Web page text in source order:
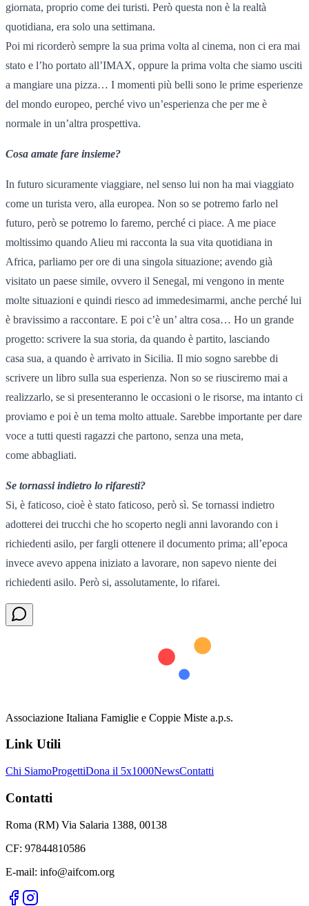
giornata, proprio come dei turisti. Però questa non è la realtà
quotidiana, era solo una settimana.
Poi mi ricorderò sempre la sua prima volta al cinema, non ci era mai
stato e l’ho portato all’IMAX, oppure la prima volta che siamo usciti
a mangiare una pizza… I momenti più belli sono le prime esperienze
del mondo europeo, perché vivo un’esperienza che per me è
normale in un’altra prospettiva.
Cosa amate fare insieme?
In futuro sicuramente viaggiare, nel senso lui non ha mai viaggiato
come un turista vero, alla europea. Non so se potremo farlo nel
futuro, però se potremo lo faremo, perché ci piace. A me piace
moltissimo quando Alieu mi racconta la sua vita quotidiana in
Africa, parliamo per ore di una singola situazione; avendo già
visitato un paese simile, ovvero il Senegal, mi vengono in mente
molte situazioni e quindi riesco ad immedesimarmi, anche perché lui
è bravissimo a raccontare. E poi c’è un’ altra cosa… Ho un grande
progetto: scrivere la sua storia, da quando è partito, lasciando
casa sua, a quando è arrivato in Sicilia. Il mio sogno sarebbe di
scrivere un libro sulla sua esperienza. Non so se riusciremo mai a
realizzarlo, se si presenteranno le occasioni o le risorse, ma intanto ci
proviamo e poi è un tema molto attuale. Sarebbe importante per dare
voce a tutti questi ragazzi che partono, senza una meta,
come abbagliati.
Se tornassi indietro lo rifaresti?
Si, è faticoso, cioè è stato faticoso, però sì. Se tornassi indietro
adotterei dei trucchi che ho scoperto negli anni lavorando con i
richiedenti asilo, per fargli ottenere il documento prima; all’epoca
invece avevo appena iniziato a lavorare, non sapevo niente dei
richiedenti asilo. Però si, assolutamente, lo rifarei.
Associazione Italiana Famiglie e Coppie Miste a.p.s.
Link Utili
Chi SiamoProgettiDona il 5x1000NewsContatti
Contatti
Roma (RM) Via Salaria 1388, 00138
CF: 97844810586
E-mail: info@aifcom.org